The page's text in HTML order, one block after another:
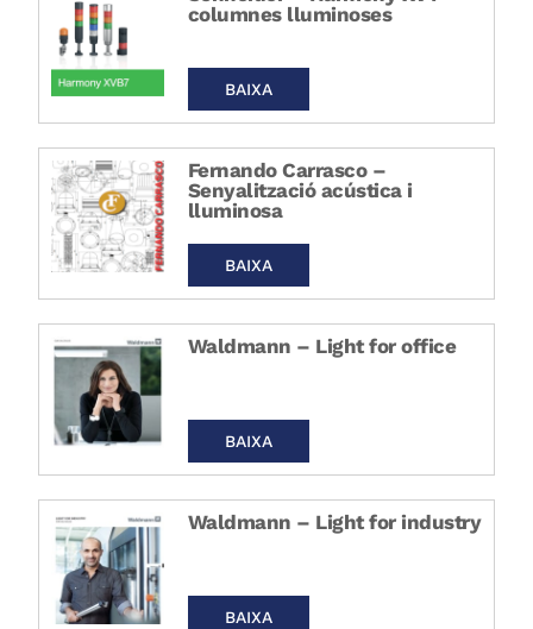
columnes lluminoses
BAIXA
Fernando Carrasco –
Senyalització acústica i
lluminosa
BAIXA
Waldmann – Light for office
BAIXA
Waldmann – Light for industry
BAIXA